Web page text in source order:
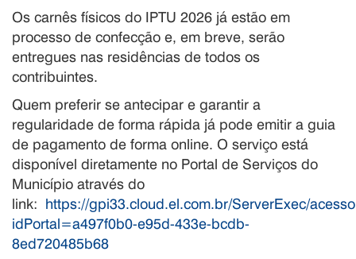
Os carnês físicos do IPTU 2026 já estão em
processo de confecção e, em breve, serão
entregues nas residências de todos os
contribuintes.
Quem preferir se antecipar e garantir a
regularidade de forma rápida já pode emitir a guia
de pagamento de forma online. O serviço está
disponível diretamente no Portal de Serviços do
Município através do
link: https://gpi33.cloud.el.com.br/ServerExec/
idPortal=a497f0b0-e95d-433e-bcdb-
8ed720485b68